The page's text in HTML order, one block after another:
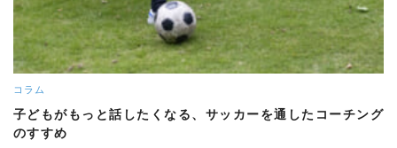
コラム
子どもがもっと話したくなる、サッカーを通したコーチング
のすすめ